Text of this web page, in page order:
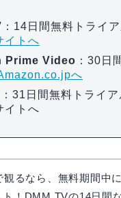
：14日間無料トライ
イトへ
Prime Video ：30日
へ
：31日間無料トライ
イトへ
るなら、無料期間中